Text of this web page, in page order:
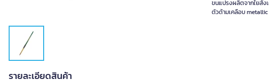
ขนแปรงผลิตจากใยสั
ตัวด้ามเคลือบ
รายละเอียดสินค้า